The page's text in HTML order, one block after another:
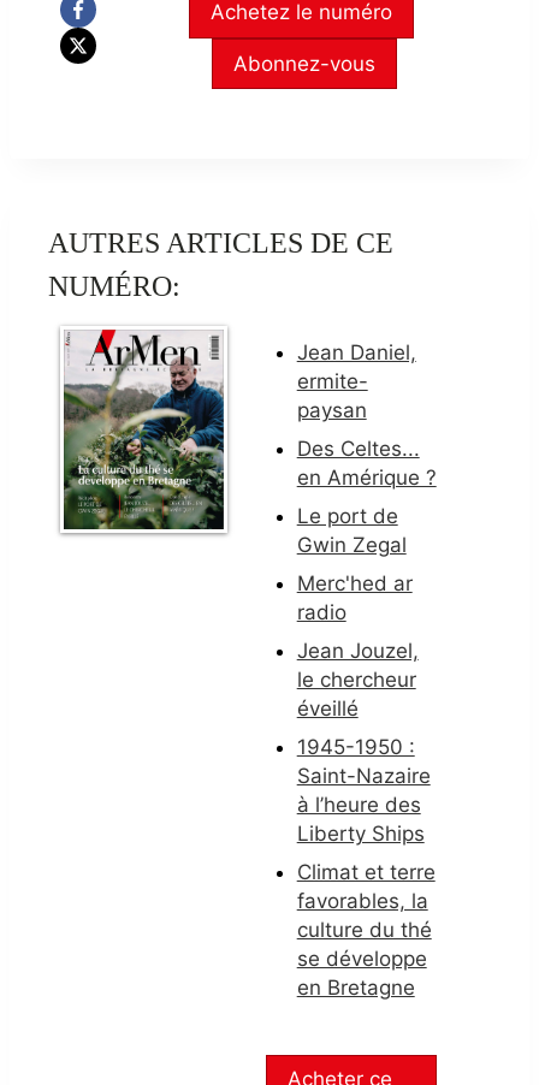
Achetez le numéro
Abonnez-vous
AUTRES ARTICLES DE CE
NUMÉRO:
Jean Daniel,
ermite-
paysan
Des Celtes...
en Amérique ?
Le port de
Gwin Zegal
Merc'hed ar
radio
Jean Jouzel,
le chercheur
éveillé
1945-1950 :
Saint-Nazaire
à l’heure des
Liberty Ships
Climat et terre
favorables, la
culture du thé
se développe
en Bretagne
Acheter ce